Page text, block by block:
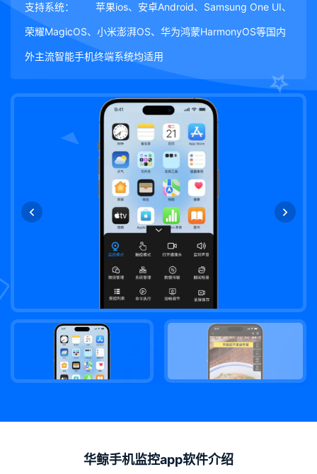
支持系统： 苹果ios、安卓Android、Samsung One UI、
荣耀MagicOS、小米澎湃OS、华为鸿蒙HarmonyOS等国内
外主流智能手机终端系统均适用
华鲸手机监控app软件介绍